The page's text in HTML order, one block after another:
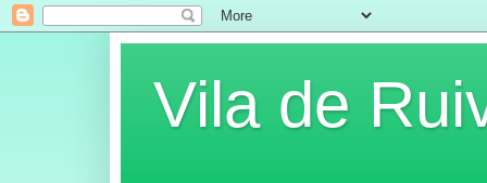
Vila de